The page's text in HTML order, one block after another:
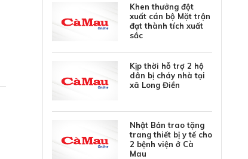
Khen thưởng đột
xuất cán bộ Mặt trận
đạt thành tích xuất
sắc
Kịp thời hỗ trợ 2 hộ
dân bị cháy nhà tại
xã Long Điền
Nhật Bản trao tặng
trang thiết bị y tế cho
2 bệnh viện ở Cà
Mau